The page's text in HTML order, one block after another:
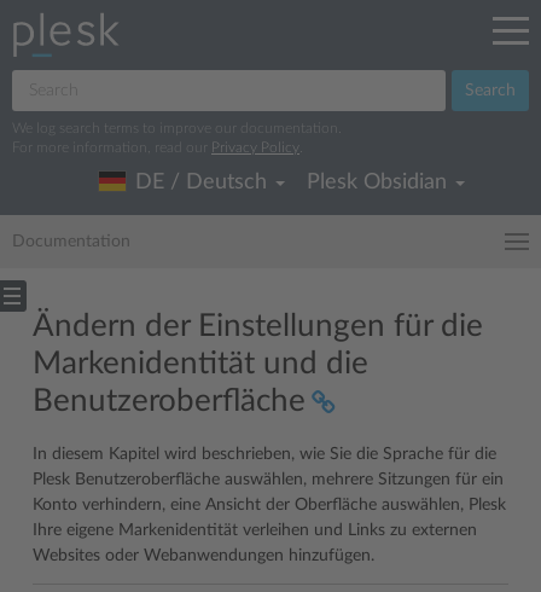
Search
We log search terms to improve our documentation.
For more information, read our
Privacy Policy
DE / Deutsch Plesk Obsidian
Documentation
Ändern der Einstellungen für die
Markenidentität und die
Benutzeroberfläche
In diesem Kapitel wird beschrieben, wie Sie die Sprache für die
Plesk Benutzeroberfläche auswählen, mehrere Sitzungen für ein
Konto verhindern, eine Ansicht der Oberfläche auswählen, Plesk
Ihre eigene Markenidentität verleihen und Links zu externen
Websites oder Webanwendungen hinzufügen.